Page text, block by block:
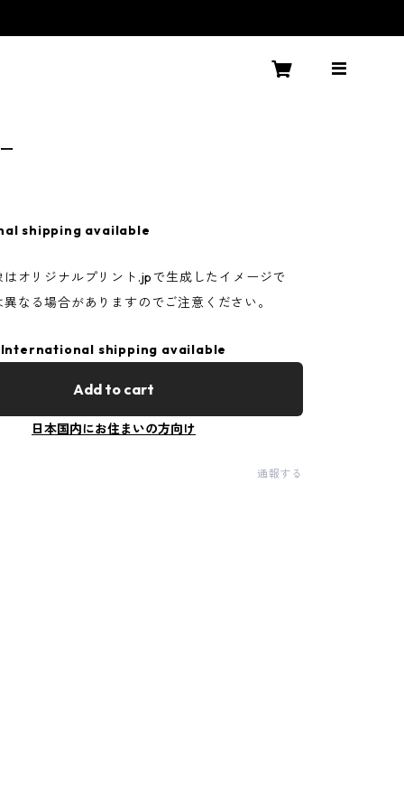
shipping available
オリジナルプリント.jpで生成したイメージで
なる場合がありますのでご注意ください。
International shipping available
Add to cart
日本国内にお住まいの方向け
通報する